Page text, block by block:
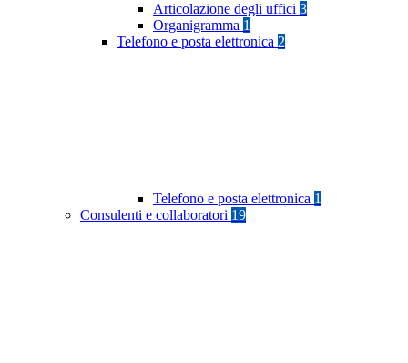
Articolazione degli uffici 3
Organigramma 1
Telefono e posta elettronica 2
Telefono e posta elettronica 1
Consulenti e collaboratori 19